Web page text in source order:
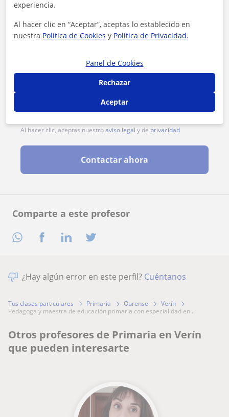
Comparte a este profesor
Al hacer clic, aceptas nuestroaviso legal y de privacidad
Contactar ahora
¿Hay algún error en este perfil? Cuéntanos
Tus clases particulares Primaria Ourense
Verín
pedagoga y maestra de educación primaria con especialidad en...
Otros profesores de Primaria en Verín
que pueden interesarte
experiencia.
Al hacer clic en “Aceptar”, aceptas lo establecido en
nuestra Política de Cookies y Política de Privacidad.
Panel de Cookies
Rechazar
Aceptar